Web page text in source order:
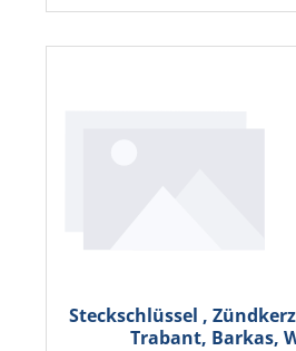
Steckschlüssel ,
Trabant, Barkas,